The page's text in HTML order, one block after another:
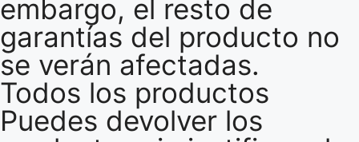
embargo, el resto de
garantías del producto no
se verán afectadas.
Todos los productos
Puedes devolver los